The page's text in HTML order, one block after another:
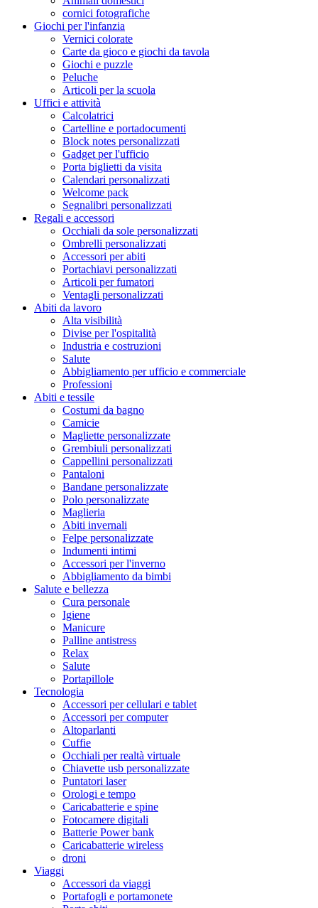
cornici fotografiche
Giochi per l'infanzia
Vernici colorate
Carte da gioco e giochi da tavola
Giochi e puzzle
Peluche
Articoli per la scuola
Uffici e attività
Calcolatrici
Cartelline e portadocumenti
Block notes personalizzati
Gadget per l'ufficio
Porta biglietti da visita
Calendari personalizzati
Welcome pack
Segnalibri personalizzati
Regali e accessori
Occhiali da sole personalizzati
Ombrelli personalizzati
Accessori per abiti
Portachiavi personalizzati
Articoli per fumatori
Ventagli personalizzati
Abiti da lavoro
Alta visibilità
Divise per l'ospitalità
Industria e costruzioni
Salute
Abbigliamento per ufficio e commerciale
Professioni
Abiti e tessile
Costumi da bagno
Camicie
Magliette personalizzate
Grembiuli personalizzati
Cappellini personalizzati
Pantaloni
Bandane personalizzate
Polo personalizzate
Maglieria
Abiti invernali
Felpe personalizzate
Indumenti intimi
Accessori per l'inverno
Abbigliamento da bimbi
Salute e bellezza
Cura personale
Igiene
Manicure
Palline antistress
Relax
Salute
Portapillole
Tecnologia
Accessori per cellulari e tablet
Accessori per computer
Altoparlanti
Cuffie
Occhiali per realtà virtuale
Chiavette usb personalizzate
Puntatori laser
Orologi e tempo
Caricabatterie e spine
Fotocamere digitali
Batterie Power bank
Caricabatterie wireless
droni
Viaggi
Accessori da viaggi
Portafogli e portamonete